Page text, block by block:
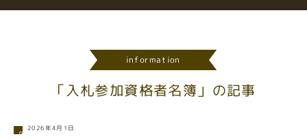
information
「入札参加資格者名簿」の記事
2026年4月1日